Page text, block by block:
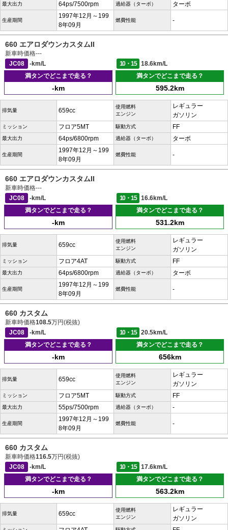
最大出力 64ps/7500rpm 過給器（ターボ） ターボ
生産期間
1997年12月～199
8年09月
燃費性能 -
660 エアロダウンカスタムII
新車時価格---
JC08
-km/L 10・15
18.6km/L
満タンでどこまで走る？
-km
満タンでどこまで走る？
595.2km
排気量 659cc
使用燃料
エンジン
レギュラー
ガソリン
ミッション フロア5MT 駆動方式 FF
最大出力 64ps/6800rpm 過給器（ターボ） ターボ
生産期間
1997年12月～199
8年09月
燃費性能 -
660 エアロダウンカスタムII
新車時価格---
JC08
-km/L 10・15
16.6km/L
満タンでどこまで走る？
-km
満タンでどこまで走る？
531.2km
排気量 659cc
使用燃料
エンジン
レギュラー
ガソリン
ミッション フロア4AT 駆動方式 FF
最大出力 64ps/6800rpm 過給器（ターボ） ターボ
生産期間
1997年12月～199
8年09月
燃費性能 -
660 カスタム
新車時価格108.5万円(税抜)
JC08
-km/L 10・15
20.5km/L
満タンでどこまで走る？
-km
満タンでどこまで走る？
656km
排気量 659cc
使用燃料
エンジン
レギュラー
ガソリン
ミッション フロア5MT 駆動方式 FF
最大出力 55ps/7500rpm 過給器（ターボ） -
生産期間
1997年12月～199
8年09月
燃費性能 -
660 カスタム
新車時価格116.5万円(税抜)
JC08
-km/L 10・15
17.6km/L
満タンでどこまで走る？
-km
満タンでどこまで走る？
563.2km
排気量 659cc
使用燃料
エンジン
レギュラー
ガソリン